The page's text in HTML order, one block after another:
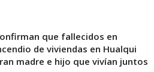
que fallecidos en
de viviendas en Hualqui
madre e hijo que vivían juntos